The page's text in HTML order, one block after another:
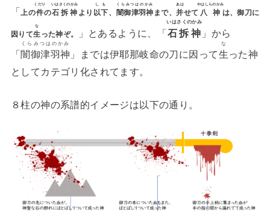
「上の件
くだり
の石拆神
いはさくのかみ
より 以下
しも
、 闇御津羽神
くらみつはのかみ
まで、并
あは
せて 八神
やはしらのかみ
は、御刀に
因りて生
な
った神ぞ。 」とあるように、「石拆神
いはさくのかみ
」から
「闇御津羽神
くらみつはのかみ
」までは伊耶那岐命の刀に因って生
な
った神
としてカテゴリ化されてます。
８柱の神の系譜的イメージは以下の通り。